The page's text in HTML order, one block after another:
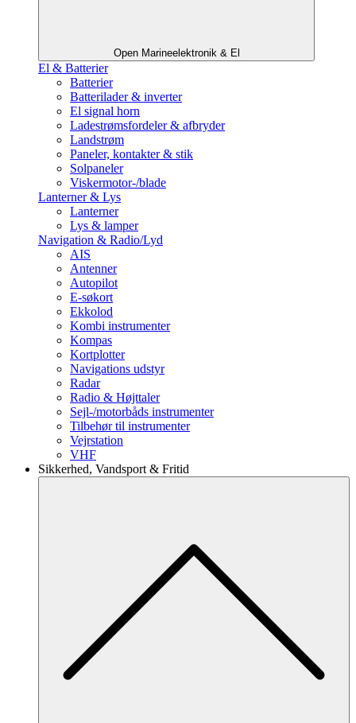
Open Marineelektronik & El
El & Batterier
Batterier
Batterilader & inverter
El signal horn
Ladestrømsfordeler & afbryder
Landstrøm
Paneler, kontakter & stik
Solpaneler
Viskermotor-/blade
Lanterner & Lys
Lanterner
Lys & lamper
Navigation & Radio/Lyd
AIS
Antenner
Autopilot
E-søkort
Ekkolod
Kombi instrumenter
Kompas
Kortplotter
Navigations udstyr
Radar
Radio & Højttaler
Sejl-/motorbåds instrumenter
Tilbehør til instrumenter
Vejrstation
VHF
Sikkerhed, Vandsport & Fritid